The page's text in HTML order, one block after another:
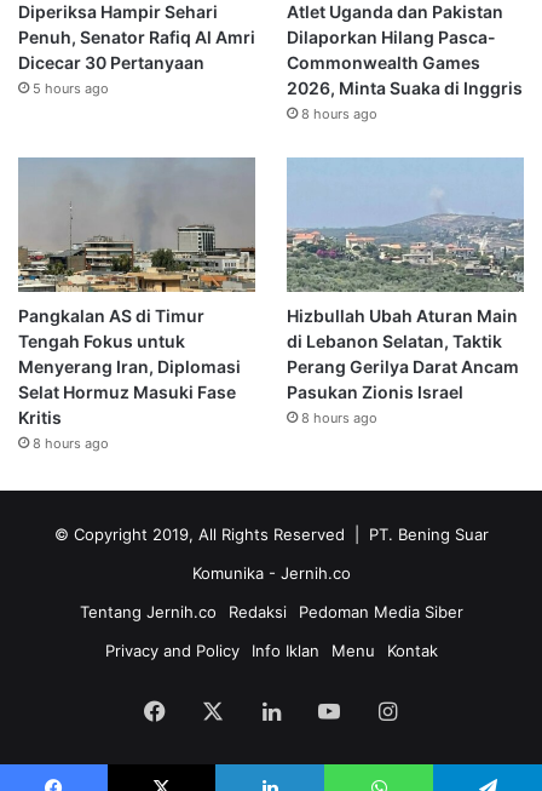
Diperiksa Hampir Sehari
Penuh, Senator Rafiq Al Amri
Dicecar 30 Pertanyaan
5 hours ago
Atlet Uganda dan Pakistan
Dilaporkan Hilang Pasca-
Commonwealth Games
2026, Minta Suaka di Inggris
8 hours ago
Pangkalan AS di Timur
Tengah Fokus untuk
Menyerang Iran, Diplomasi
Selat Hormuz Masuki Fase
Kritis
8 hours ago
Hizbullah Ubah Aturan Main
di Lebanon Selatan, Taktik
Perang Gerilya Darat Ancam
Pasukan Zionis Israel
8 hours ago
© Copyright 2019, All Rights Reserved | PT. Bening Suar
Komunika - Jernih.co
Tentang Jernih.co
Redaksi
Pedoman Media Siber
Privacy and Policy
Info Iklan Menu Kontak
Facebook LinkedInYouTubeInstagram